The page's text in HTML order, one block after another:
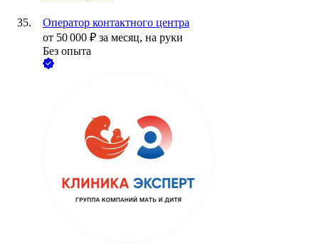
Оператор контактного центра
от 50 000 ₽ за месяц, на руки
Без опыта